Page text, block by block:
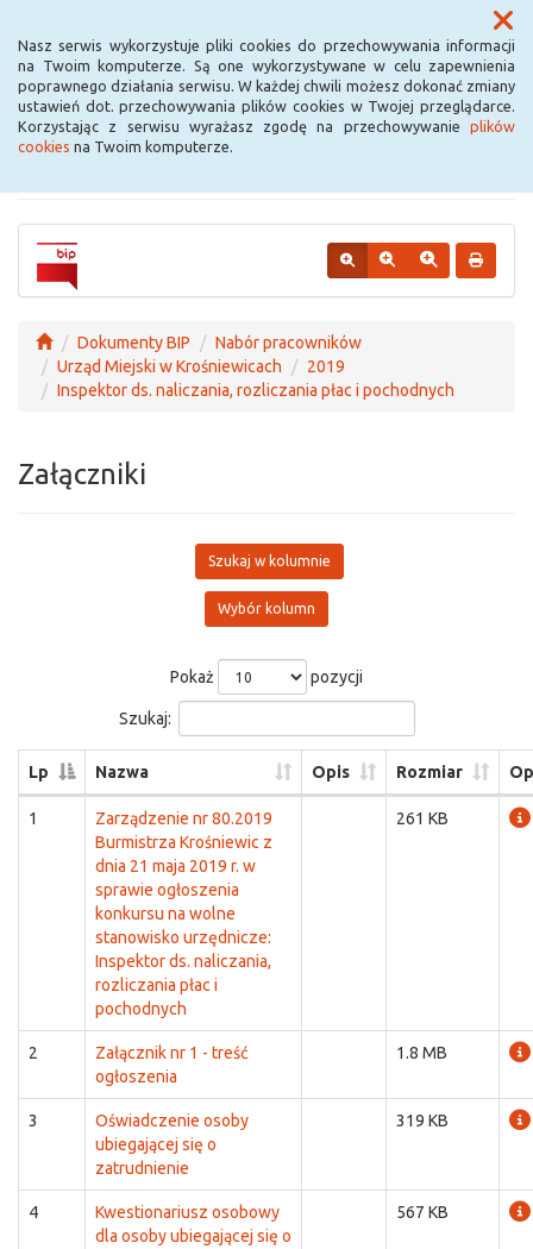
Nasz serwis wykorzystuje pliki cookies do przechowywania informacji
na Twoim komputerze. Są one wykorzystywane w celu zapewnienia
poprawnego działania serwisu. W każdej chwili możesz dokonać zmiany
ustawień dot. przechowywania plików cookies w Twojej przeglądarce.
Korzystając z serwisu wyrażasz zgodę na przechowywanie plików
cookies na Twoim komputerze.
Menu
Urząd Miejski w
Krośniewicach
Dokumenty BIP
Nabór pracowników
Urząd Miejski w Krośniewicach
2019
Inspektor ds. naliczania, rozliczania płac i pochodnych
Załączniki
Szukaj w kolumnie
Wybór kolumn
Pokaż pozycji
Szukaj:
Lp Nazwa Opis Rozmiar
1
Zarządzenie nr 80.2019
Burmistrza Krośniewic z
dnia 21 maja 2019 r. w
sprawie ogłoszenia
konkursu na wolne
stanowisko urzędnicze:
Inspektor ds. naliczania,
rozliczania płac i
pochodnych
261 KB
2
Załącznik nr 1 - treść
ogłoszenia
1.8 MB
3
Oświadczenie osoby
ubiegającej się o
zatrudnienie
319 KB
4
Kwestionariusz osobowy
dla osoby ubiegającej się o
567 KB